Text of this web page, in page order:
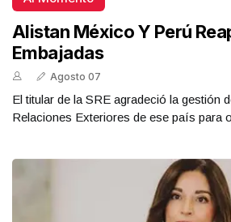
Alistan México Y Perú
Embajadas
Agosto 07
El titular de la SRE agradeció la gestión
Relaciones Exteriores de ese país para